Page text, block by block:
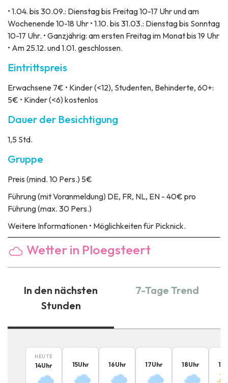
• 1.04. bis 30.09.: Dienstag bis Freitag 10-17 Uhr und am
Wochenende 10-18 Uhr • 1.10. bis 31.03.: Dienstag bis Sonntag
10-17 Uhr. • Ganzjährig: am ersten Freitag im Monat bis 19 Uhr
• Am 25.12. und 1.01. geschlossen.
Eintrittspreis
Erwachsene 7€ • Kinder (<12), Studenten, Behinderte, 60+:
5€ • Kinder (<6) kostenlos
Dauer der Besichtigung
1,5 Std.
Gruppe
Preis (mind. 10 Pers.) 5€
Führung(mit Voranmeldung) DE, FR, NL, EN - 40€ pro
Führung (max. 30 Pers.)
Weitere Informationen • Möglichkeiten für Picknick.
Wetter in Ploegsteert
In den nächsten
Stunden
7-Tage Trend
HEUTE
14Uhr 15Uhr 16Uhr 17Uhr 18Uhr 19